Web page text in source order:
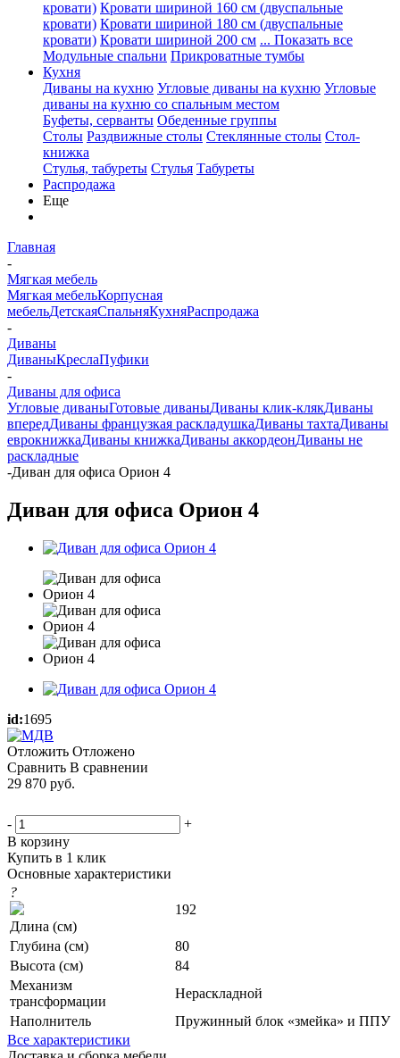
кровати) Кровати шириной 160 см (двуспальные
кровати) Кровати шириной 180 см (двуспальные
кровати) Кровати шириной 200 см ... Показать все
Модульные спальни Прикроватные тумбы
Кухня
Диваны на кухню Угловые диваны на кухню Угловые
диваны на кухню со спальным местом
Буфеты, серванты Обеденные группы
Столы Раздвижные столы Стеклянные столы Стол-
книжка
Стулья, табуреты Стулья Табуреты
Распродажа
Еще
Главная
-
Мягкая мебель
Мягкая мебельКорпусная
мебельДетскаяСпальняКухняРаспродажа
-
Диваны
ДиваныКреслаПуфики
-
Диваны для офиса
Угловые диваныГотовые диваныДиваны клик-клякДиваны
впередДиваны французкая раскладушкаДиваны тахтаДиваны
еврокнижкаДиваны книжкаДиваны аккордеонДиваны не
раскладные
-Диван для офиса Орион 4
Диван для офиса Орион 4
id:1695
Отложить Отложено
Сравнить В сравнении
29 870 руб.
-
+
В корзину
Купить в 1 клик
Основные характеристики
?
Длина (см)
192
Глубина (см)
80
Высота (см)
84
Механизм
трансформации
Нераскладной
Наполнитель
Пружинный блок «змейка» и ППУ
Все характеристики